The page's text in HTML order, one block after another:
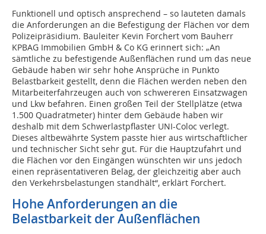
Funktionell und optisch ansprechend – so lauteten damals
die Anforderungen an die Befestigung der Flächen vor dem
Polizeipräsidium. Bauleiter Kevin Forchert vom Bauherr
KPBAG Immobilien GmbH & Co KG erinnert sich: „An
sämtliche zu befestigende Außenflächen rund um das neue
Gebäude haben wir sehr hohe Ansprüche in Punkto
Belastbarkeit gestellt, denn die Flächen werden neben den
Mitarbeiterfahrzeugen auch von schwereren Einsatzwagen
und Lkw befahren. Einen großen Teil der Stellplätze (etwa
1.500 Quadratmeter) hinter dem Gebäude haben wir
deshalb mit dem Schwerlastpflaster UNI-Coloc verlegt.
Dieses altbewährte System passte hier aus wirtschaftlicher
und technischer Sicht sehr gut. Für die Hauptzufahrt und
die Flächen vor den Eingängen wünschten wir uns jedoch
einen repräsentativeren Belag, der gleichzeitig aber auch
den Verkehrsbelastungen standhält“, erklärt Forchert.
Hohe Anforderungen an die
Belastbarkeit der Außenflächen